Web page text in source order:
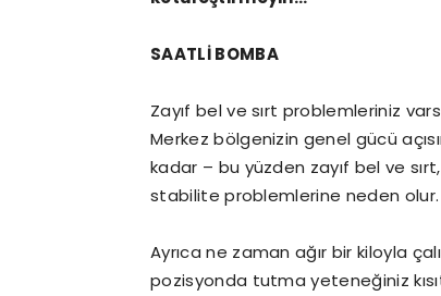
SAATLİ BOMBA
Zayıf bel ve sırt problemleriniz
Merkez bölgenizin genel gücü
kadar – bu yüzden zayıf bel ve
stabilite problemlerine neden olur.
Ayrıca ne zaman ağır bir kiloyla
pozisyonda tutma yeteneğiniz